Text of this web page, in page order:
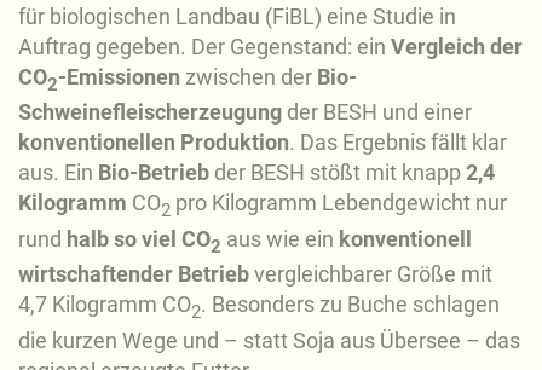
für biologischen Landbau (FiBL) eine Studie in
Auftrag gegeben. Der Gegenstand: ein Vergleich der
CO2-Emissionen zwischen der Bio-
Schweinefleischerzeugung der BESH und einer
konventionellen Produktion. Das Ergebnis fällt klar
aus. Ein Bio-Betrieb der BESH stößt mit knapp2,4
Kilogramm CO2 pro Kilogramm Lebendgewicht nur
rund halb so viel CO2 aus wie ein konventionell
wirtschaftender Betriebvergleichbarer Größe mit
4,7 Kilogramm CO2. Besonders zu Buche schlagen
die kurzen Wege und – statt Soja aus Übersee – das